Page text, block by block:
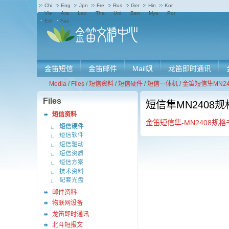
Chi Eng Jpn Fre Rus Ger Hin
Kor
Vie
Ara Lao Tha Urd Ben Mya
Por
Esl
Fas
金笛短信 金笛邮件 Mail飒 龙笛即时通讯
Media / Files / 短信资料 / 短信硬件 / 短信一体机 / 金笛短信隼
Files
短信资料
短信硬件
短信软件
短信驱动
短信资质
短信方案
技术资料
配套光盘
邮件资料
物联网设备
龙笛即时通讯
北斗短报文
短信隼MN2408规
金笛短信隼-MN2408规格